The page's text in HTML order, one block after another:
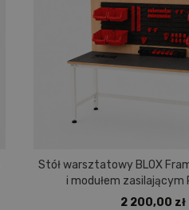
Stół warsztatowy BLOX
i modułem
1200x600 mm, rozmiar 4-
2 200,00 zł